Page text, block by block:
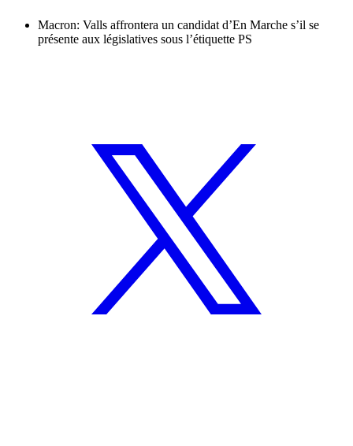
Macron: Valls affrontera un candidat d’En Marche s’il se
présente aux législatives sous l’étiquette PS